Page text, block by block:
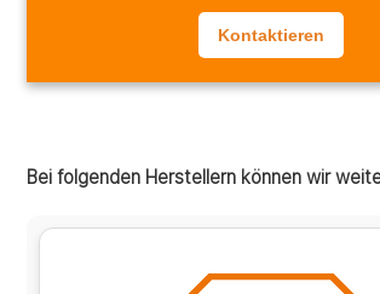
Kontaktieren
Bei folgenden Herstellern können wir